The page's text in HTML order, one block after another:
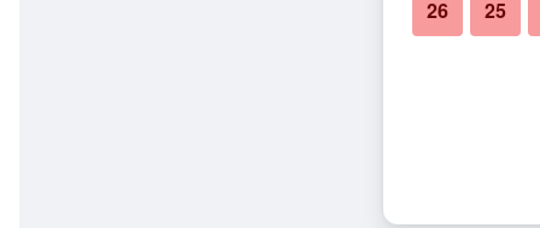
25
26